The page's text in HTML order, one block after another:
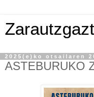
2025(e)ko otsailaren
ASTEBURUKO